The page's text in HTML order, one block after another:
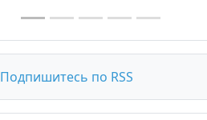
Подпишитесь по RSS